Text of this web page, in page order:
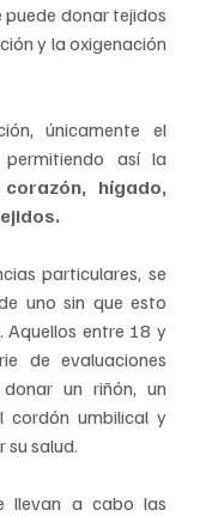
donar tejidos
y la oxigenación
únicamente el
así la
corazón, hígado,
particulares, se
uno sin que esto
entre 18 y
de evaluaciones
un riñón, un
cordón umbilical y
su salud.
llevan a cabo las